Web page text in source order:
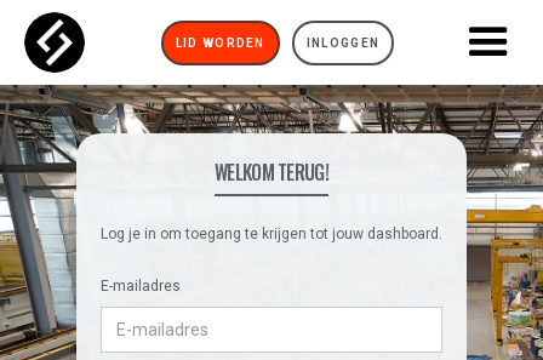
LID WORDEN INLOGGEN
WELKOM TERUG!
Log je in om toegang te krijgen tot jouw dashboard.
E-mailadres